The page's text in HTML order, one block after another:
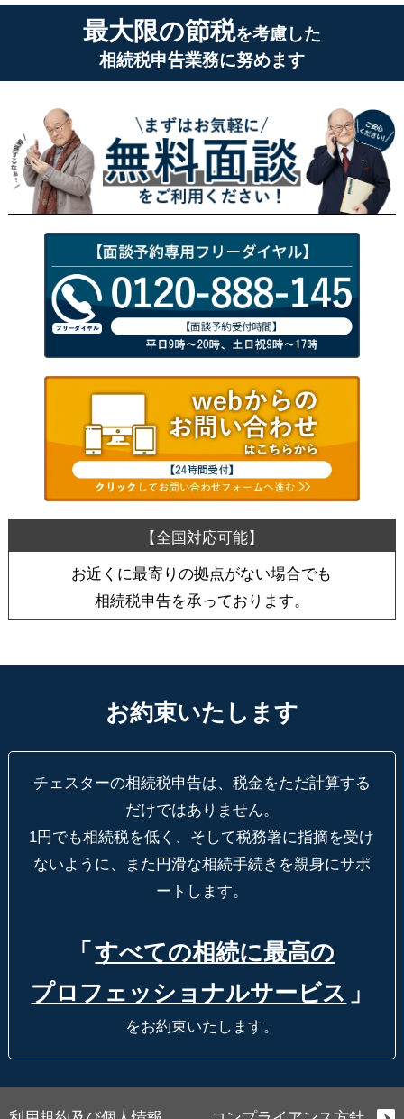
最大限の節税を考慮した
相続税申告業務に努めます
お近くに最寄りの拠点がない場合でも
相続税申告を承っております。
お約束いたします
チェスターの相続税申告は、税金をただ計算する
だけではありません。
1円でも相続税を低く、そして税務署に指摘を受け
ないように、
また円滑な相続手続きを親身にサポ
ートします。
「 すべての相続に最高の
プロフェッショナルサービス 」
をお約束いたします。